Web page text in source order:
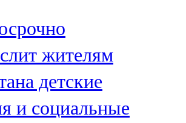
жителям
детские
и социальные